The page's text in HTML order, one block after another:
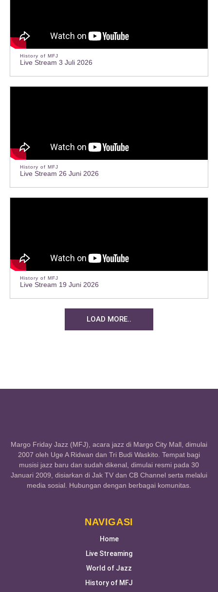
History of MFJ
Live Stream 3 Juli 2026
History of MFJ
Live Stream 26 Juni 2026
History of MFJ
Live Stream 19 Juni 2026
LOAD MORE..
Margo Friday Jazz (MFJ), acara jazz di Margo City Mall, dimulai
2007 oleh Uge A Ridwan dan Tri Budi Waskito. Tempat bagi
musisi jazz baru dan sudah dikenal, dimulai resmi pada 30
Januari 2009, disiarkan di Jak TV dan CB Channel serta melalui
media sosial. Hubungan dengan berbagai komunitas.
NAVIGASI
Home
Live Streaming
World of Jazz
History of MFJ